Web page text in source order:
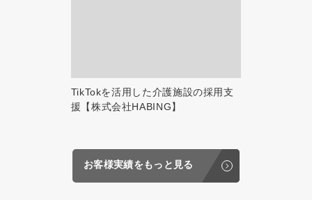
TikTokを活用した介護施設の採用支
援【株式会社HABING】
お客様実績をもっと見る